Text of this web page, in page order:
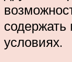
условиях.